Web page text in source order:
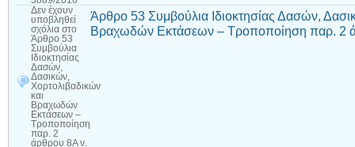
Δεν έχουν
υποβληθεί
σχόλια στο
Άρθρο 53
Συμβούλια
Ιδιοκτησίας
Δασών,
Δασικών,
Χορτολιβαδικών
και
Βραχωδών
Εκτάσεων –
Τροποποίηση
παρ. 2
άρθρου 8Α ν.
Άρθρο 53 Συμβούλια Ιδιοκτησίας Δασών,
Βραχωδών Εκτάσεων – Τροποποίηση παρ. 2